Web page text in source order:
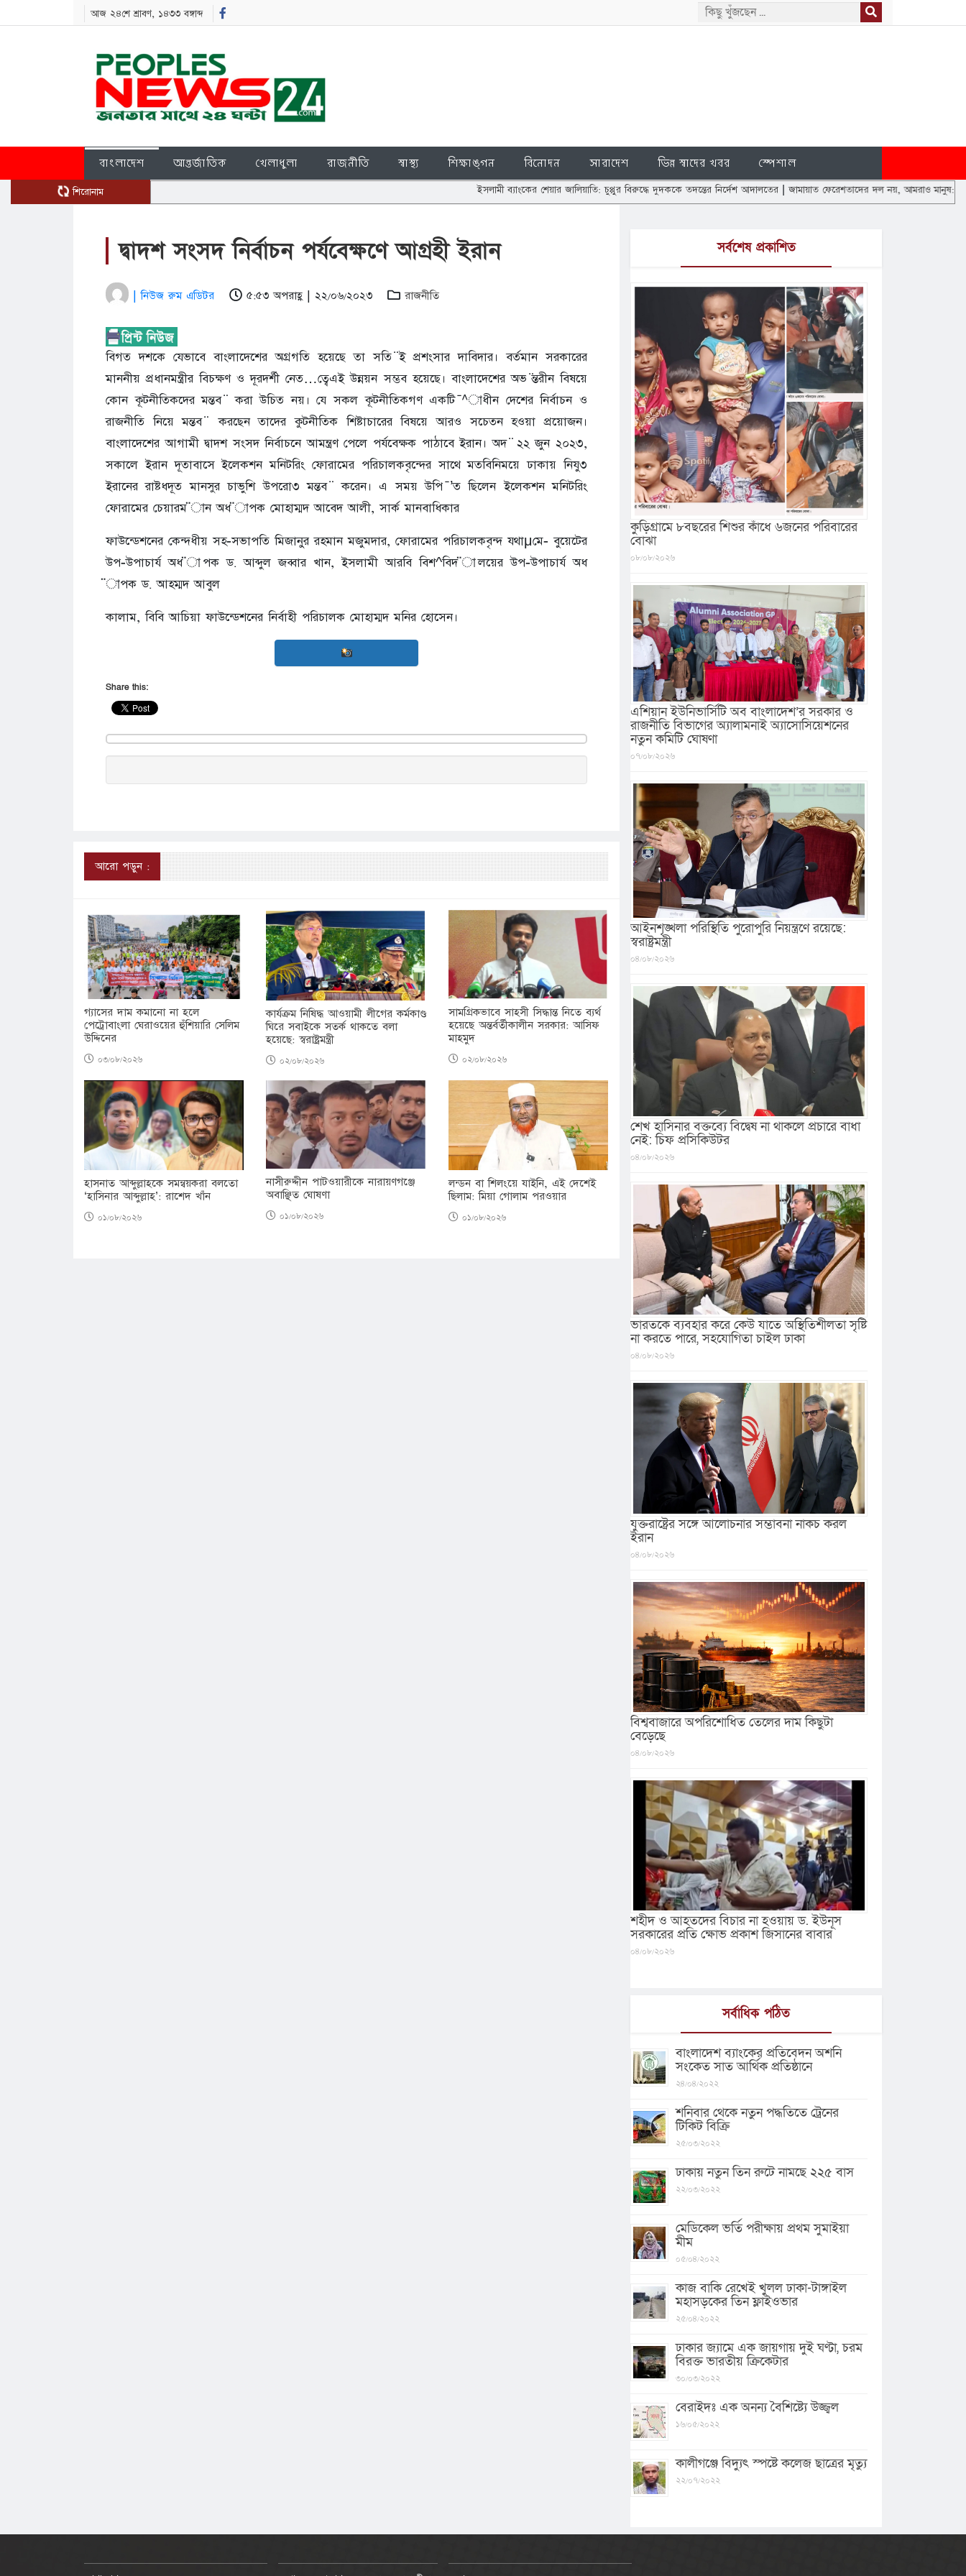
আজ ২৪শে শ্রাবণ, ১৪৩৩ বঙ্গাব্দ
বাংলাদেশ আন্তর্জাতিক খেলাধুলা রাজনীতি স্বাস্থ্য শিক্ষাঙ্গন বিনোদন সারাদেশ ভিন্ন স্বাদের খবর স্পেশাল
শিরোনাম ইসলামী ব্যাংকের শেয়ার জালিয়াতি: চুপ্পুর বিরুদ্ধে দুদককে তদন্তের নির্দেশ আদালতের|জামায়াত ফেরেশতাদের দল নয়, আমরাও মানুষ: ডা. শফিকুর
দ্বাদশ সংসদ নির্বাচন পর্যবেক্ষণে আগ্রহী ইরান
| নিউজ রুম এডিটর ৫:৫৩ অপরাহ্ণ | ২২/০৬/২০২৩ রাজনীতি
বিগত দশকে যেভাবে বাংলাদেশের অগ্রগতি হয়েছে তা সতি ̈ই প্রশংসার দাবিদার। বর্তমান সরকারের
মাননীয় প্রধানমন্ত্রীর বিচক্ষণ ও দূরদর্শী নেত…ত্বেএই উন্নয়ন সম্ভব হয়েছে। বাংলাদেশের অভ ̈ন্তরীন বিষয়ে
কোন কূটনীতিকদের মন্তব ̈ করা উচিত নয়। যে সকল কূটনীতিকগণ একটি ̄^াধীন দেশের নির্বাচন ও
রাজনীতি নিয়ে মন্তব ̈ করছেন তাদের কুটনীতিক শিষ্টাচারের বিষয়ে আরও সচেতন হওয়া প্রয়োজন।
বাংলাদেশের আগামী দ্বাদশ সংসদ নির্বাচনে আমন্ত্রণ পেলে পর্যবেক্ষক পাঠাবে ইরান। অদ ̈ ২২ জুন ২০২৩,
সকালে ইরান দূতাবাসে ইলেকশন মনিটরিং ফোরামের পরিচালকবৃন্দের সাথে মতবিনিময়ে ঢাকায় নিযু৩
ইরানের রাষ্টধদূত মানসুর চাভুশি উপরো৩ মন্তব ̈ করেন। এ সময় উপি ̄’ত ছিলেন ইলেকশন মনিটরিং
ফোরামের চেয়ারম ̈ান অধ ̈াপক মোহাম্মদ আবেদ আলী, সার্ক মানবাধিকার
ফাউন্ডেশনের কেন্দধীয় সহ-সভাপতি মিজানুর রহমান মজুমদার, ফোরামের পরিচালকবৃন্দ যথাμমে- বুয়েটের
উপ-উপাচার্য অধ ̈াপক ড. আব্দুল জব্বার খান, ইসলামী আরবি বিশ^বিদ ̈ালয়ের উপ-উপাচার্য অধ
̈াপক ড. আহম্মদ আবুল
কালাম, বিবি আচিয়া ফাউন্ডেশনের নির্বাহী পরিচালক মোহাম্মদ মনির হোসেন।
Share this:
আরো পড়ুন :
গ্যাসের দাম কমানো না হলে
পেট্রোবাংলা ঘেরাওয়ের হুঁশিয়ারি সেলিম
উদ্দিনের
০৩/০৮/২০২৬
কার্যক্রম নিষিদ্ধ আওয়ামী লীগের কর্মকাণ্ড
ঘিরে সবাইকে সতর্ক থাকতে বলা
হয়েছে: স্বরাষ্ট্রমন্ত্রী
০২/০৮/২০২৬
সামগ্রিকভাবে সাহসী সিদ্ধান্ত নিতে ব্যর্থ
হয়েছে অন্তর্বর্তীকালীন সরকার: আসিফ
মাহমুদ
০২/০৮/২০২৬
হাসনাত আব্দুল্লাহকে সমন্বয়করা বলতো
‘হাসিনার আব্দুল্লাহ’: রাশেদ খাঁন
০১/০৮/২০২৬
নাসীরুদ্দীন পাটওয়ারীকে নারায়ণগঞ্জে
অবাঞ্ছিত ঘোষণা
০১/০৮/২০২৬
লন্ডন বা শিলংয়ে যাইনি, এই দেশেই
ছিলাম: মিয়া গোলাম পরওয়ার
০১/০৮/২০২৬
সর্বশেষ প্রকাশিত
কুড়িগ্রামে ৮বছরের শিশুর কাঁধে ৬জনের পরিবারের
বোঝা
০৮/০৮/২০২৬
এশিয়ান ইউনিভার্সিটি অব বাংলাদেশ’র সরকার ও
রাজনীতি বিভাগের অ্যালামনাই অ্যাসোসিয়েশনের
নতুন কমিটি ঘোষণা
০৭/০৮/২০২৬
আইনশৃঙ্খলা পরিস্থিতি পুরোপুরি নিয়ন্ত্রণে রয়েছে:
স্বরাষ্ট্রমন্ত্রী
০৪/০৮/২০২৬
শেখ হাসিনার বক্তব্যে বিদ্বেষ না থাকলে প্রচারে বাধা
নেই: চিফ প্রসিকিউটর
০৪/০৮/২০২৬
ভারতকে ব্যবহার করে কেউ যাতে অস্থিতিশীলতা সৃষ্টি
না করতে পারে, সহযোগিতা চাইল ঢাকা
০৪/০৮/২০২৬
যুক্তরাষ্ট্রের সঙ্গে আলোচনার সম্ভাবনা নাকচ করল
ইরান
০৪/০৮/২০২৬
বিশ্ববাজারে অপরিশোধিত তেলের দাম কিছুটা
বেড়েছে
০৪/০৮/২০২৬
শহীদ ও আহতদের বিচার না হওয়ায় ড. ইউনূস
সরকারের প্রতি ক্ষোভ প্রকাশ জিসানের বাবার
০৪/০৮/২০২৬
সর্বাধিক পঠিত
বাংলাদেশ ব্যাংকের প্রতিবেদন অশনি
সংকেত সাত আর্থিক প্রতিষ্ঠানে
২৪/০৪/২০২২
শনিবার থেকে নতুন পদ্ধতিতে ট্রেনের
টিকিট বিক্রি
২৫/০৩/২০২২
ঢাকায় নতুন তিন রুটে নামছে ২২৫ বাস
২২/০৩/২০২২
মেডিকেল ভর্তি পরীক্ষায় প্রথম সুমাইয়া
মীম
০৫/০৪/২০২২
কাজ বাকি রেখেই খুলল ঢাকা-টাঙ্গাইল
মহাসড়কের তিন ফ্লাইওভার
২৫/০৪/২০২২
ঢাকার জ্যামে এক জায়গায় দুই ঘণ্টা, চরম
বিরক্ত ভারতীয় ক্রিকেটার
৩০/০৩/২০২২
বেরাইদঃ এক অনন্য বৈশিষ্ট্যে উজ্জ্বল
১৬/০৫/২০২২
কালীগঞ্জে বিদ্যুৎ স্পষ্টে কলেজ ছাত্রের মৃত্যু
২২/০৭/২০২২